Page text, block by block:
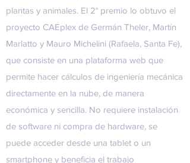
plantas y animales. El 2° premio lo obtuvo el
proyecto CAEplex de Germán Theler, Martín
Marlatto y Mauro Michelini (Rafaela, Santa Fe),
que consiste en una plataforma web que
permite hacer cálculos de ingeniería mecánica
directamente en la nube, de manera
económica y sencilla. No requiere instalación
de software ni compra de hardware, se
puede acceder desde una tablet o un
smartphone y beneficia el trabajo